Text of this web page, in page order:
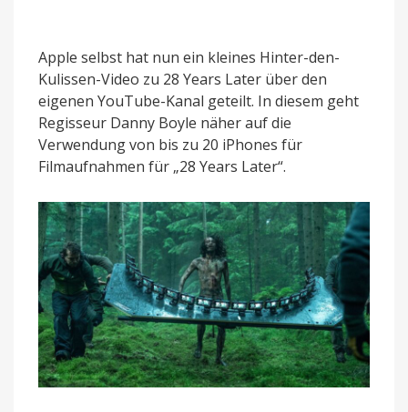
Apple selbst hat nun ein kleines Hinter-den-
Kulissen-Video zu 28 Years Later über den
eigenen YouTube-Kanal geteilt. In diesem geht
Regisseur Danny Boyle näher auf die
Verwendung von bis zu 20 iPhones für
Filmaufnahmen für „28 Years Later“.